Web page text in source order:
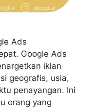
Ads
Google Ads
iklan
geografis, usia,
penayangan. Ini
orang yang